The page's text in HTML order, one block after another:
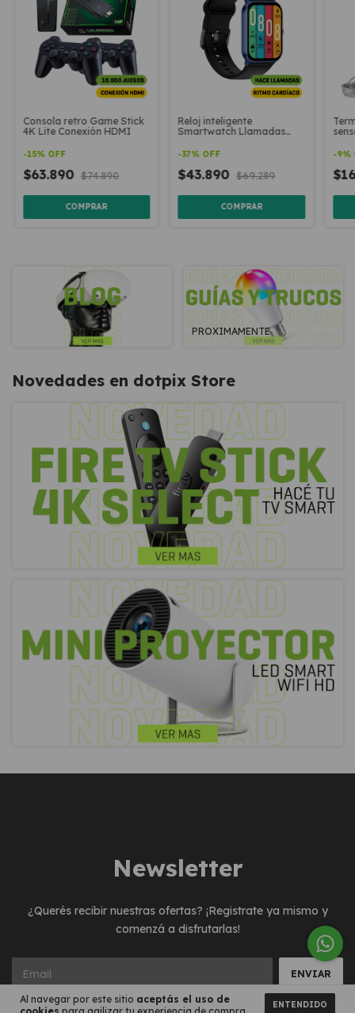
Al navegar por este sitio aceptás el uso de
ENTENDIDO
Consola retro Game Stick
4K Lite Conexión HDMI
-15% OFF
$63.890 $74.890
Reloj inteligente
Smartwatch Llamadas
-37% OFF
$43.890 $69.289
-9%
PROXIMAMENTE
Novedades en dotpix Store
Newsletter
¿Querés recibir nuestras ofertas? ¡Registrate ya mismo y
comenzá a disfrutarlas!